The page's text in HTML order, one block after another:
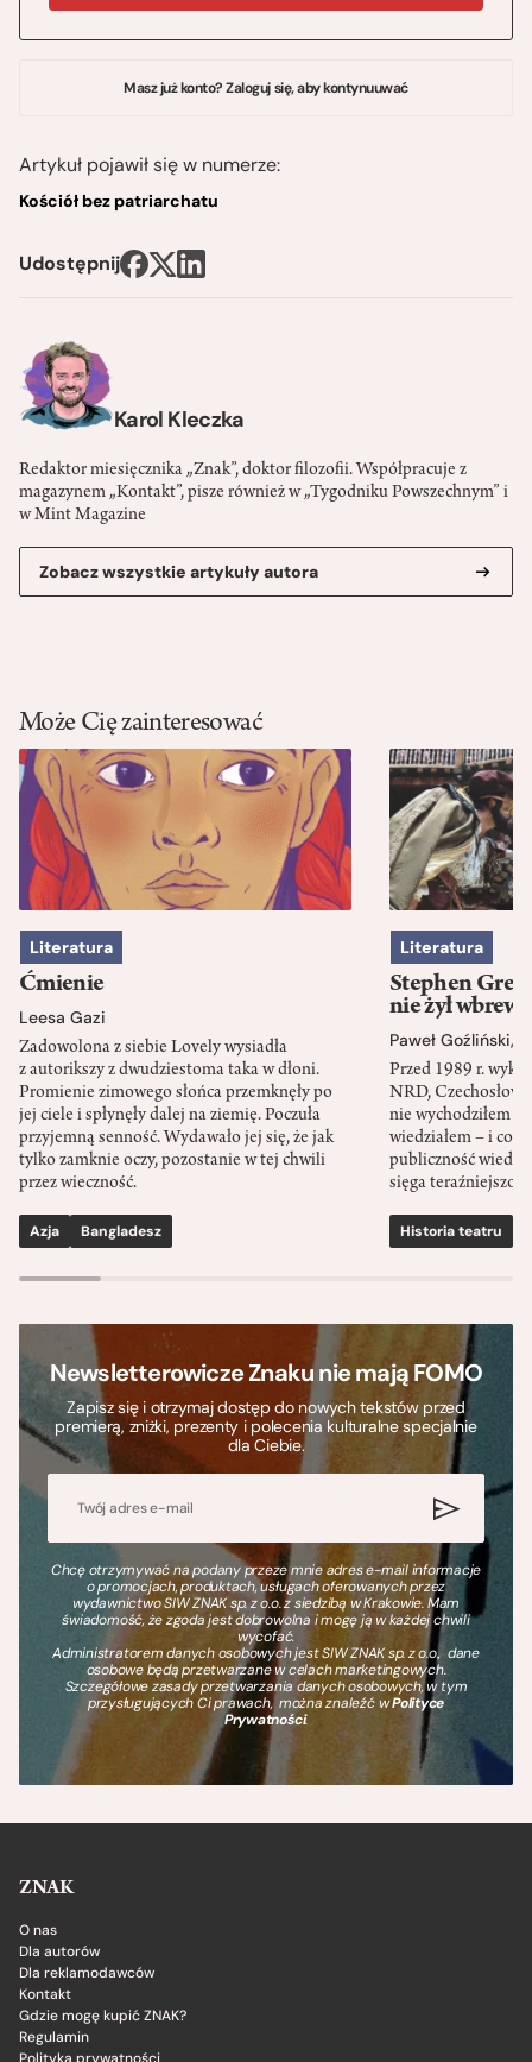
Karol Kleczka
Redaktor miesięcznika „Znak”, doktor filozofii. Współpracuje z
magazynem „Kontakt”, pisze również w „Tygodniku Powszechnym” i
w Mint Magazine
Zobacz wszystkie artykuły autora
Masz już konto? Zaloguj się, aby kontynuuwać
Artykuł pojawił się w numerze:
Kościół bez patriarchatu
Udostępnij
Może Cię zainteresować
Literatura
Ćmienie
Leesa Gazi
Zadowolona z siebie Lovely wysiadła
z autorikszy z dwudziestoma taka w dłoni.
Promienie zimowego słońca przemknęły po
jej ciele i spłynęły dalej na ziemię. Poczuła
przyjemną senność. Wydawało jej się, że jak
tylko zamknie oczy, pozostanie w tej chwili
przez wieczność.
Azja Bangladesz
Literatura
Stephen
nie żył wbrew
Paweł Goźliński,
Przed 1989 r.
NRD,
nie wychodziłem
wiedziałem – i co
publiczność
sięga
Historia teatru
Newsletterowicze Znaku nie mają FOMO
Zapisz się i otrzymaj dostęp do nowych tekstów przed
premierą, zniżki, prezenty i polecenia kulturalne specjalnie
dla Ciebie.
Chcę otrzymywać na podany przeze mnie adres e-mail informacje
o promocjach, produktach, usługach oferowanych przez
wydawnictwo SIW ZNAK sp. z o.o. z siedzibą w Krakowie. Mam
świadomość, że zgoda jest dobrowolna i mogę ją w każdej chwili
wycofać.
Administratorem danych osobowych jest SIW ZNAK sp. z o.o., dane
osobowe będą przetwarzane w celach marketingowych.
Szczegółowe zasady przetwarzania danych osobowych, w tym
przysługujących Ci prawach, można znaleźć wPolityce
Prywatności.
ZNAK
O nas
Dla autorów
Dla reklamodawców
Kontakt
Gdzie mogę kupić ZNAK?
Regulamin